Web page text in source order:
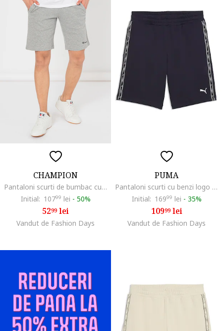
CHAMPION
Pantaloni scurti de bumbac cu snur, Gri melange
Initial: 10799 lei - 50%
5299lei
Vandut de Fashion Days
PUMA
Pantaloni scurti cu benzi logo si talie elastica, Alb/Negru stins
Initial: 16999 lei - 35%
10999lei
Vandut de Fashion Days